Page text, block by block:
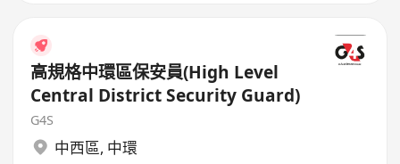
高規格中環區保安員(High Level
Central District Security Guard)
G4S
中西區, 中環